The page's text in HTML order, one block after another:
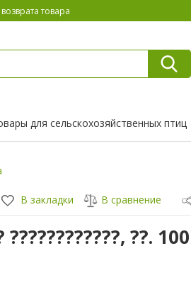
товара
для сельскохозяйственных птиц
В закладки В сравнение
????????????, ??. 100